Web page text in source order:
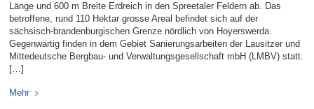
Länge und 600 m Breite Erdreich in den Spreetaler Feldern ab. Das
betroffene, rund 110 Hektar grosse Areal befindet sich auf der
sächsisch-brandenburgischen Grenze nördlich von Hoyerswerda.
Gegenwärtig finden in dem Gebiet Sanierungsarbeiten der Lausitzer und
Mittedeutsche Bergbau- und Verwaltungsgesellschaft mbH (LMBV) statt.
[…]
Mehr